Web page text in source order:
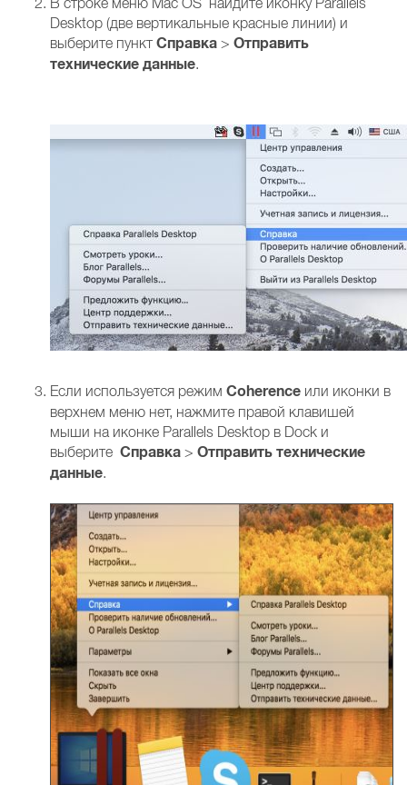
Desktop (две вертикальные красные линии) и
выберите пункт Справка > Отправить
технические данные.
Если используется режим Coherence или иконки в
верхнем меню нет, нажмите правой клавишей
мыши на иконке Parallels Desktop в Dock и
выберите Справка > Отправить технические
данные.